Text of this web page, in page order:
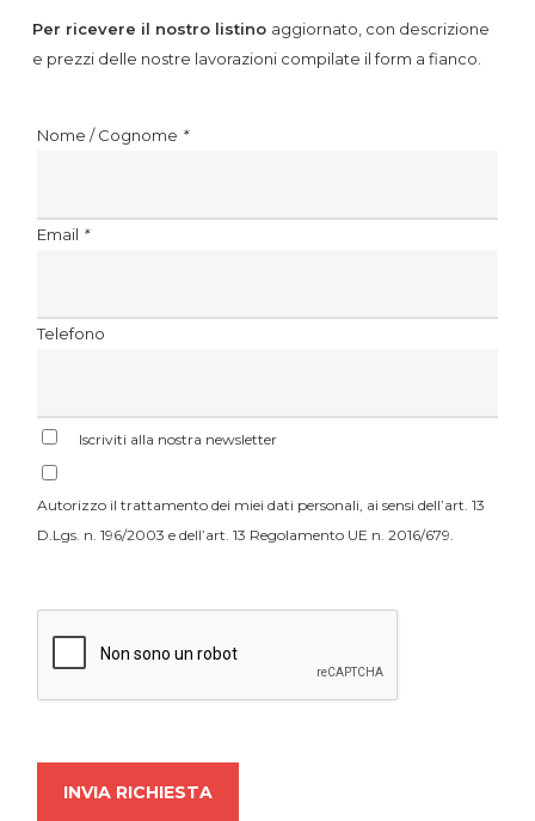
Per ricevere il nostro listino aggiornato, con descrizione
e prezzi delle nostre lavorazioni compilate il form a fianco.
Nome / Cognome *
Email *
Telefono
Iscriviti alla nostra newsletter
Autorizzo il trattamento dei miei dati personali, ai sensi dell’art. 13
D.Lgs. n. 196/2003 e dell’art. 13 Regolamento UE n. 2016/679.